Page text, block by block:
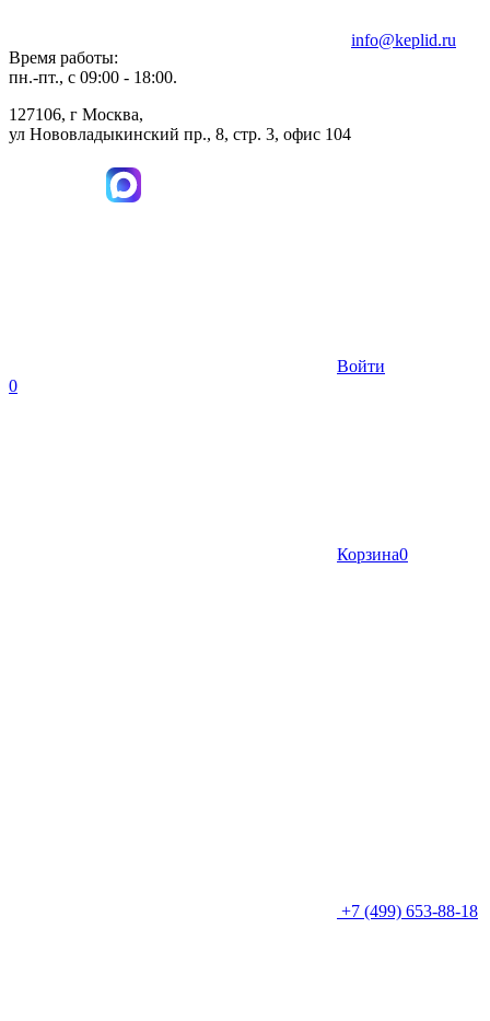
Время работы:
пн.-пт., с 09:00 - 18:00.
127106, г Москва,
ул Нововладыкинский пр., 8, стр. 3, офис 104
info@keplid.ru
Войти
0
Корзина0
+7 (499) 653-88-18